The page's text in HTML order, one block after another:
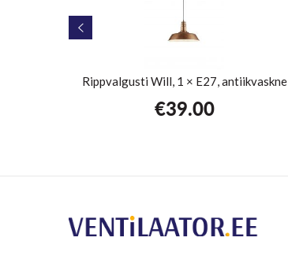
Rippvalgusti Will, 1 × E27, antiikvaskne
€39.00